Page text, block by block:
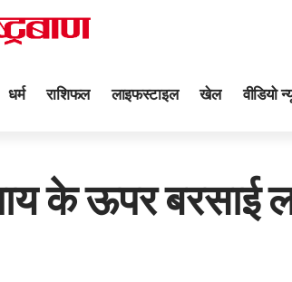
धर्म राशिफल लाइफस्टाइल खेल वीडियो
के ऊपर बरसाई